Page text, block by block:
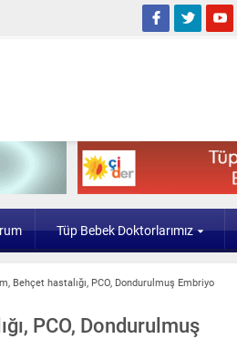
Tüp Bebek Doktorlarımız
Behçet hastalığı, PCO, Dondurulmuş Embriyo
PCO, Dondurulmuş